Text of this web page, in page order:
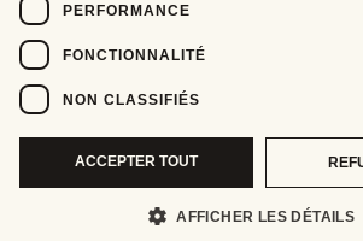
PERFORMANCE
FONCTIONNALITÉ
NON CLASSIFIÉS
ACCEPTER TOUT
AFFICHER LES DÉTAILS